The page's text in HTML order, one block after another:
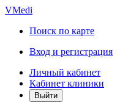
VMedi
Поиск по карте
Вход и регистрация
Личный кабинет
Кабинет клиники